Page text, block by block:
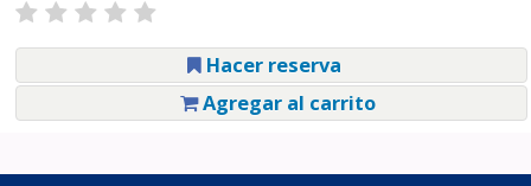
Hacer reserva
Agregar al carrito